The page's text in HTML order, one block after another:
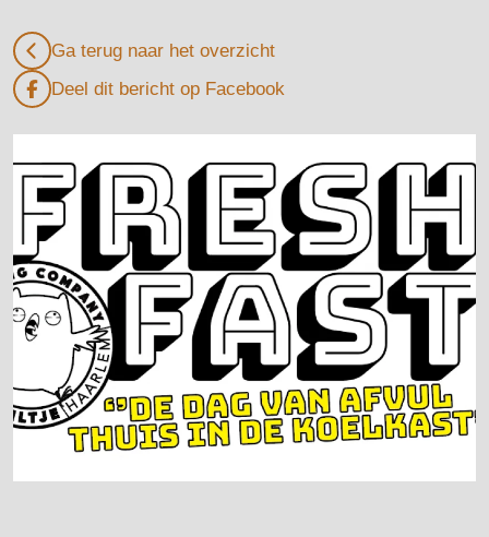
Ga terug naar het overzicht
Deel dit bericht op Facebook